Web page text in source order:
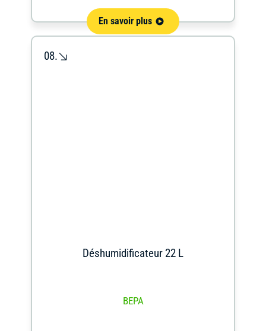
En savoir plus
08.
Déshumidificateur 22 L
BEPA